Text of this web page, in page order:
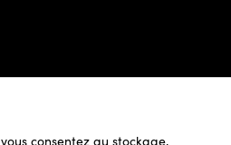
consentez au stockage,